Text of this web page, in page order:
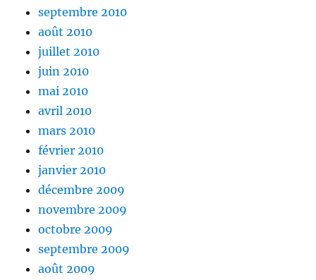
septembre 2010
août 2010
juillet 2010
juin 2010
mai 2010
avril 2010
mars 2010
février 2010
janvier 2010
décembre 2009
novembre 2009
octobre 2009
septembre 2009
août 2009